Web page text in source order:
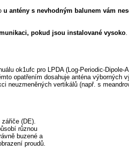
u antény s nevhodným balunem vám
pokud jsou instalované vysoko.
ok1ufc pro LPDA (Log-Periodic-
opatřením dosahuje anténa
neuzmeněných vertikálů (např. s
(DE).
různou
buzené a
proudů.